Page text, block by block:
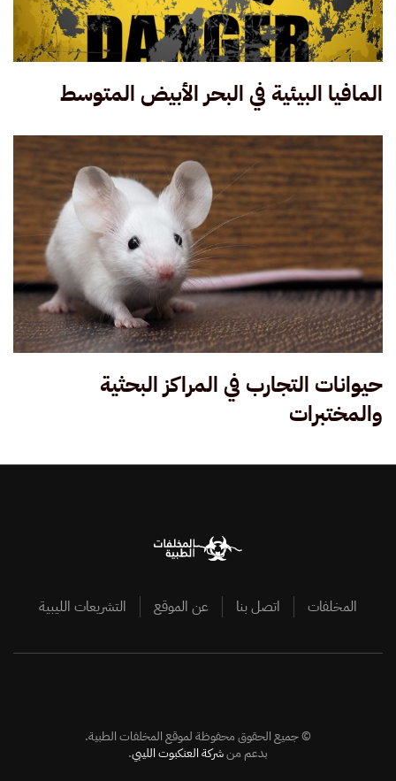
المافيا البيئية في البحر الأبيض المتوسط
حيوانات التجارب في المراكز البحثية
والمختبرات
المخلفات اتصل بنا عن الموقع التشريعات الليبية
©جميع الحقوق محفوظة لموقع المخلفات الطبية.
بدعم منشركة العنكبوت الليبي.